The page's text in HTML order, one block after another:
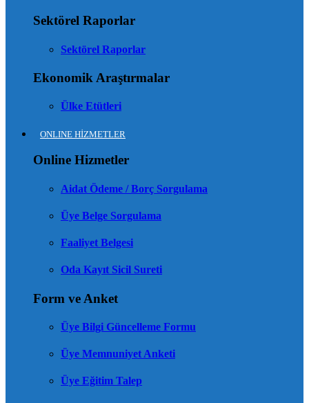
Sektörel Raporlar
Sektörel Raporlar
Ekonomik Araştırmalar
Ülke Etütleri
ONLINE HİZMETLER
Online Hizmetler
Aidat Ödeme / Borç Sorgulama
Üye Belge Sorgulama
Faaliyet Belgesi
Oda Kayıt Sicil Sureti
Form ve Anket
Üye Bilgi Güncelleme Formu
Üye Memnuniyet Anketi
Üye Eğitim Talep